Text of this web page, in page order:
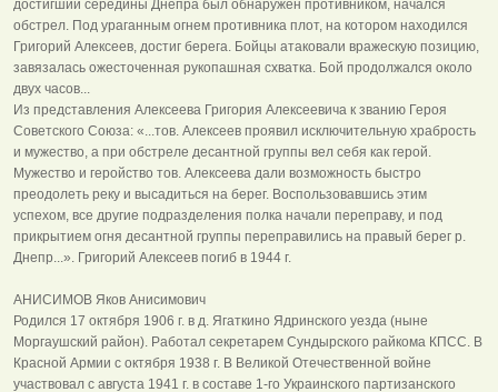
достигший середины Днепра был обнаружен противником, начался
обстрел. Под ураганным огнем противника плот, на котором находился
Григорий Алексеев, достиг берега. Бойцы атаковали вражескую позицию,
завязалась ожесточенная рукопашная схватка. Бой продолжался около
двух часов...
Из представления Алексеева Григория Алексеевича к званию Героя
Советского Союза: «...тов. Алексеев проявил исключительную храбрость
и мужество, а при обстреле десантной группы вел себя как герой.
Мужество и геройство тов. Алексеева дали возможность быстро
преодолеть реку и высадиться на берег. Воспользовавшись этим
успехом, все другие подразделения полка начали переправу, и под
прикрытием огня десантной группы переправились на правый берег р.
Днепр...». Григорий Алексеев погиб в 1944 г.
АНИСИМОВ Яков Анисимович
Родился 17 октября 1906 г. в д. Ягаткино Ядринского уезда (ныне
Моргаушский район). Работал секретарем Сундырского райкома КПСС. В
Красной Армии с октября 1938 г. В Великой Отечественной войне
участвовал с августа 1941 г. в составе 1-го Украинского партизанского